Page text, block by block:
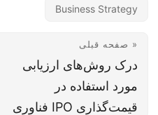
Business Strategy
« صفحه قبلی
درک روش‌های ارزیابی
مورد استفاده در
قیمت‌گذاری IPO فناوری